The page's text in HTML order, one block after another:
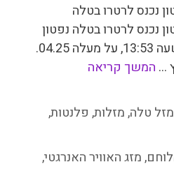
נכנס לרטרו בטלה
נכנס לרטרו בטלה נפטון
נכנס לרטרו ב-7.7.26 בשעה 13:53, על מעלה 04.25.
… המשך קריאה
מזל טלה,מזלות, פלנטות,
,מזג האוויר האנרגטי,